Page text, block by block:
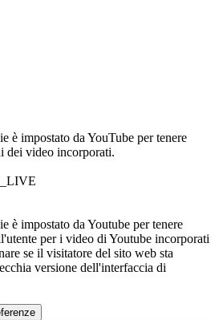
è impostato da YouTube per tenere
dei video incorporati.
è impostato da Youtube per tenere
per i video di Youtube incorporati
se il visitatore del sito web sta
versione dell'interfaccia di